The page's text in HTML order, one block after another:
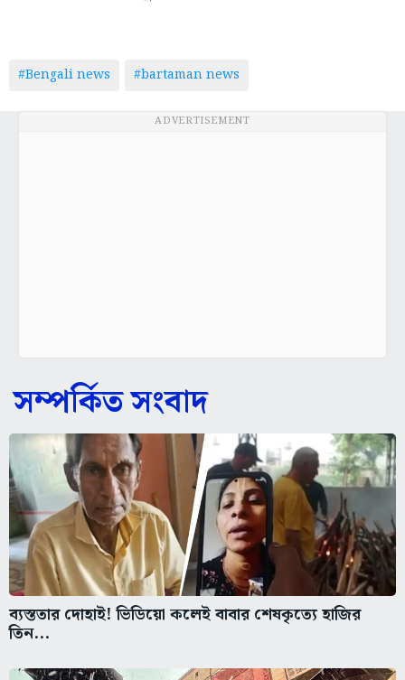
#Bengali news #bartaman news
ADVERTISEMENT
সম্পর্কিত সংবাদ
ব্যস্ততার দোহাই! ভিডিয়ো কলেই বাবার শেষকৃত্যে হাজির
তিন...